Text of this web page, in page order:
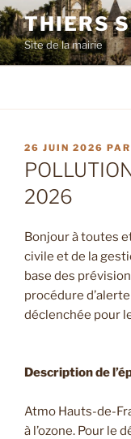
Aller
au
contenu
principal
THIERS
Site de la mairie
PUBLIÉ
LE
26 JUIN 2026 PAR
2026
Bonjour à toutes
civile et de la
base des
procédure
déclenchée pour
Description de
Atmo Hauts-de-
à l’ozone. Pour le